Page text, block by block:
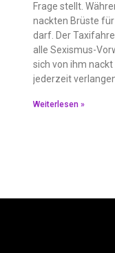
Frage stellt.
nackten Brüste
darf. Der
alle Sexismus-
sich von ihm
jederzeit
Weiterlesen »